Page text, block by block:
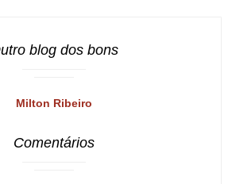
blog dos bons
Milton Ribeiro
Comentários